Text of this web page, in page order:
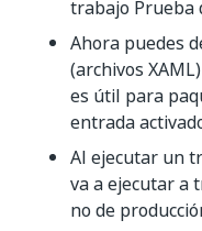
trabajo Prueba
Ahora puedes
(archivos
es útil para
entrada
Al ejecutar un
va a ejecutar a
no de